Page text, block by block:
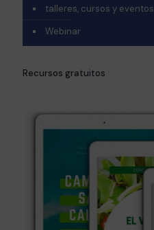
talleres, cursos y eventos
Webinar
Recursos gratuitos